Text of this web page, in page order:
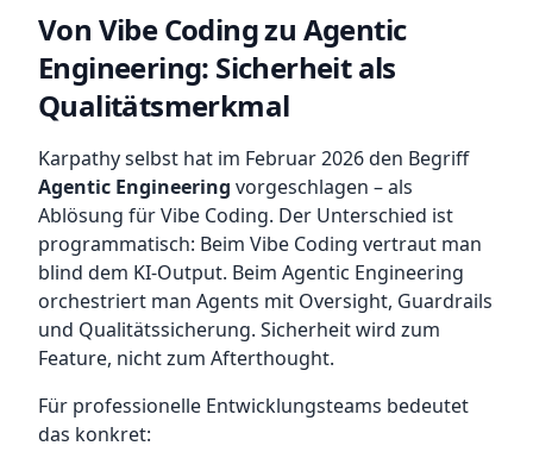
Von Vibe Coding zu Agentic
Engineering: Sicherheit als
Qualitätsmerkmal
Karpathy selbst hat im Februar 2026 den Begriff
Agentic Engineering vorgeschlagen – als
Ablösung für Vibe Coding. Der Unterschied ist
programmatisch: Beim Vibe Coding vertraut man
blind dem KI-Output. Beim Agentic Engineering
orchestriert man Agents mit Oversight, Guardrails
und Qualitätssicherung. Sicherheit wird zum
Feature, nicht zum Afterthought.
Für professionelle Entwicklungsteams bedeutet
das konkret: